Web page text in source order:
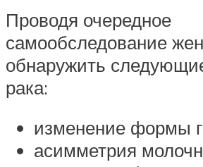
Проводя очередное
самообследование
обнаружить
рака:
изменение формы
асимметрия